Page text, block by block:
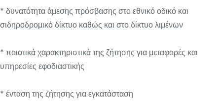
* δυνατότητα άμεσης πρόσβασης στο εθνικό οδικό και
σιδηροδρομικό δίκτυο καθώς και στο δίκτυο λιμένων
* ποιοτικά χαρακτηριστικά της ζήτησης για μεταφορές και
υπηρεσίες εφοδιαστικής
* ένταση της ζήτησης για εγκατάσταση